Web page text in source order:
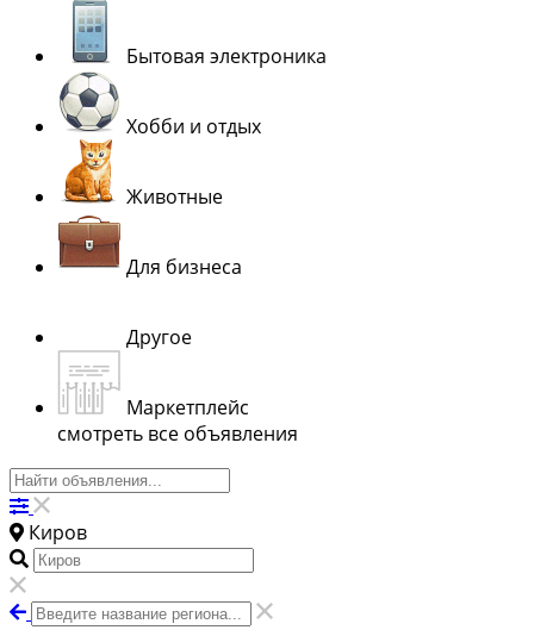
Бытовая электроника
Хобби и отдых
Животные
Для бизнеса
Другое
Маркетплейс
смотреть все объявления
Киров